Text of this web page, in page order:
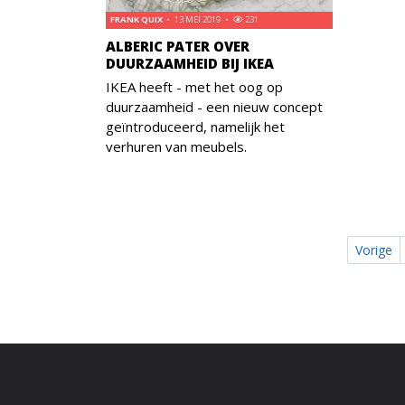
ALBERIC PATER OVER
DUURZAAMHEID BIJ IKEA
FRANK QUIX 13 MEI 2019 231
IKEA heeft - met het oog op
duurzaamheid - een nieuw concept
geïntroduceerd, namelijk het
verhuren van meubels.
Vorige